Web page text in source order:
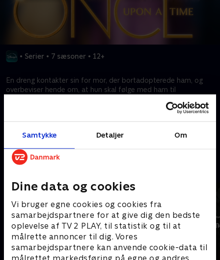
Samtykke Detaljer Om
Dine data og cookies
Vi bruger egne cookies og cookies fra
samarbejdspartnere for at give dig den bedste
oplevelse af TV 2 PLAY, til statistik og til at
målrette annoncer til dig. Vores
samarbejdspartnere kan anvende cookie-data til
• Serier • 7 sæsoner • 12+
En dreng kontakter sin for mor, der bortadopterede ham, og
overbeviser hende om, at hun skal følge med ham til
Kræver tilkøb